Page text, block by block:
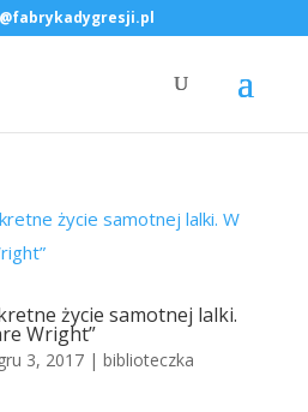
życie samotnej lalki.
Wright”
gru 3, 2017| biblioteczka